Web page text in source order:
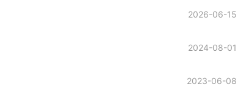
2026-06-15
2024-08-01
2023-06-08